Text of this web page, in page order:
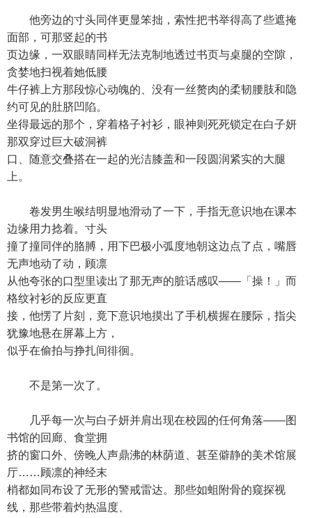
他旁边的寸头同伴更显笨拙，索性把书举得高了些遮掩
面部，可那竖起的书
页边缘，一双眼睛同样无法克制地透过书页与桌腿的空隙，
贪婪地扫视着她低腰
牛仔裤上方那段惊心动魄的、没有一丝赘肉的柔韧腰肢和隐
约可见的肚脐凹陷。
坐得最远的那个，穿着格子衬衫，眼神则死死锁定在白子妍
那双穿过巨大破洞裤
口、随意交叠搭在一起的光洁膝盖和一段圆润紧实的大腿
上。
卷发男生喉结明显地滑动了一下，手指无意识地在课本
边缘用力捻着。寸头
撞了撞同伴的胳膊，用下巴极小弧度地朝这边点了点，嘴唇
无声地动了动，顾凛
从他夸张的口型里读出了那无声的脏话感叹——「操！」而
格纹衬衫的反应更直
接，他愣了片刻，竟下意识地摸出了手机横握在腰际，指尖
犹豫地悬在屏幕上方，
似乎在偷拍与挣扎间徘徊。
不是第一次了。
几乎每一次与白子妍并肩出现在校园的任何角落——图
书馆的回廊、食堂拥
挤的窗口外、傍晚人声鼎沸的林荫道、甚至僻静的美术馆展
厅……顾凛的神经末
梢都如同布设了无形的警戒雷达。那些如蛆附骨的窥探视
线，那些带着灼热温度、